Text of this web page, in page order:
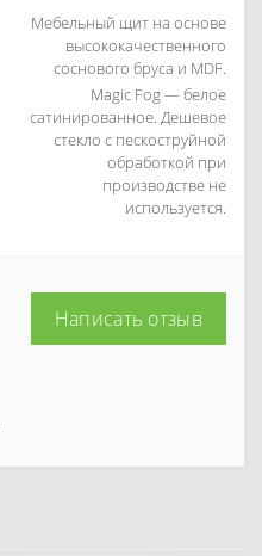
Мебельный щит на основе
высококачественного
соснового бруса и MDF.
Magic Fog — белое
сатинированное. Дешевое
стекло с пескоструйной
обработкой при
производстве не
используется.
Написать отзыв